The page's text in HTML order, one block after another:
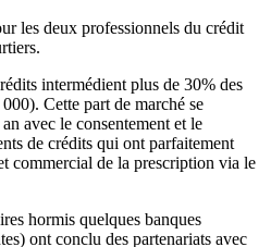
les deux professionnels du crédit
intermédient plus de 30% des
Cette part de marché se
avec le consentement et le
de crédits qui ont parfaitement
commercial de la prescription via le
hormis quelques banques
ont conclu des partenariats avec